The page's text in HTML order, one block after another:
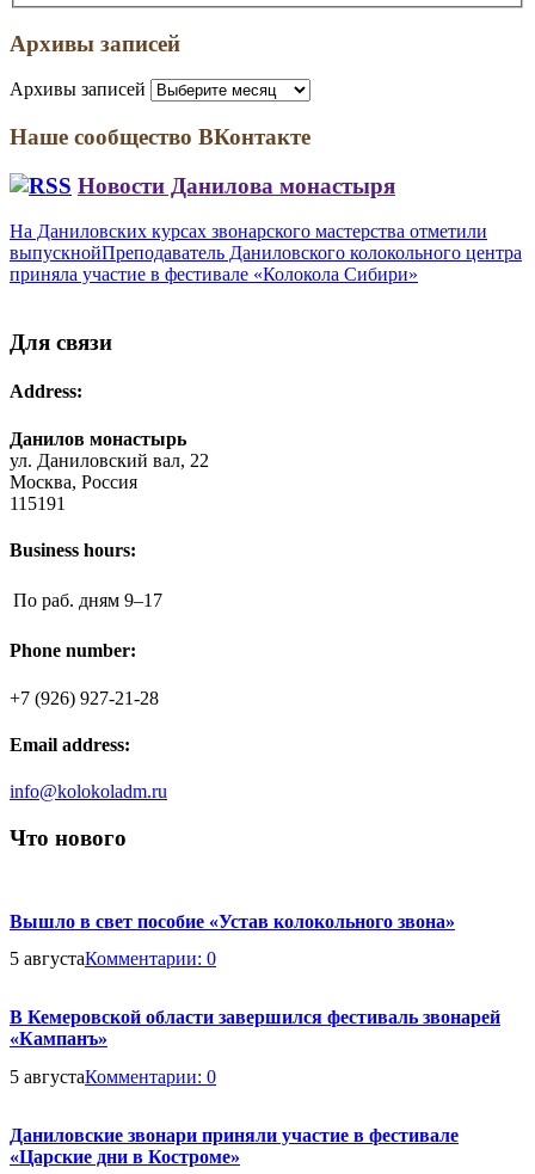
Архивы записей
Архивы записей
Наше сообщество ВКонтакте
Новости Данилова монастыря
На Даниловских курсах звонарского мастерства отметили
выпускнойПреподаватель Даниловского колокольного центра
приняла участие в фестивале «Колокола Сибири»
Для связи
Address:
Данилов монастырь
ул. Даниловский вал, 22
Москва, Россия
115191
Business hours:
По раб. дням 9–17
Phone number:
+7 (926) 927-21-28
Email address:
info@kolokoladm.ru
Что нового
Вышло в свет пособие «Устав колокольного звона»
5 августаКомментарии: 0
В Кемеровской области завершился фестиваль звонарей
«Кампанъ»
5 августаКомментарии: 0
Даниловские звонари приняли участие в фестивале
«Царские дни в Костроме»